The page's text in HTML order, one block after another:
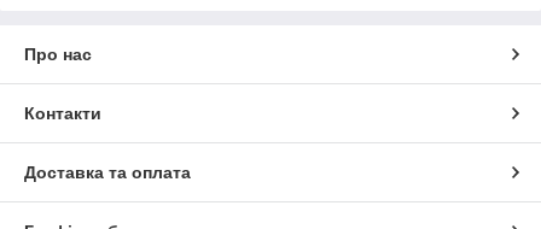
Про нас
Контакти
Доставка та оплата